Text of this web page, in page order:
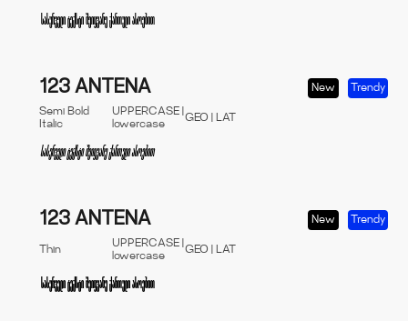
123 ANTENA New Trendy
Semi Bold
Italic
UPPERCASE |
lowercase
GEO | LAT
123 ANTENA New Trendy
Thin
UPPERCASE |
lowercase
GEO | LAT